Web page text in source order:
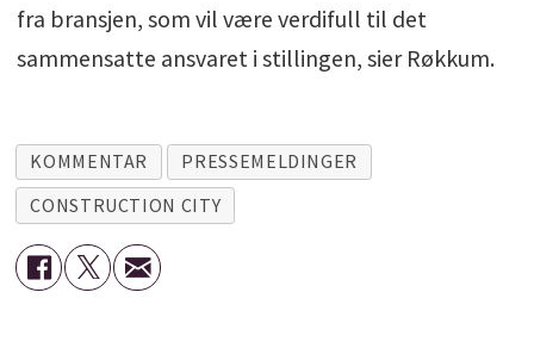
fra bransjen, som vil være verdifull til det
sammensatte ansvaret i stillingen, sier Røkkum.
KOMMENTAR
PRESSEMELDINGER
CONSTRUCTION CITY